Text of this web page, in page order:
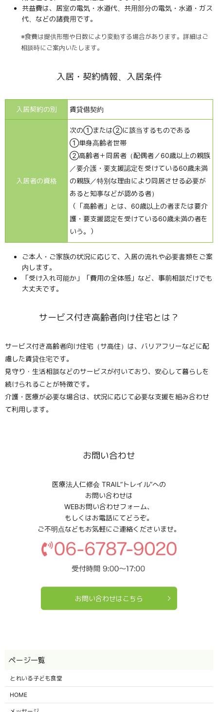
共益費は、居室の電気・水道代、共用部分の電気・水道・ガス
代、などの諸費用です。
※食費は提供形態や日数により変動する場合があります。詳細はご
相談時にご案内いたします。
入居・契約情報、入居条件
入居契約の別 賃貸借契約
入居者の資格
次の①または②に該当するものである
①単身高齢者世帯
②高齢者＋同居者（配偶者／60歳以上の親族
／要介護・要支援認定を受けている60歳未満
の親族／特別な理由により同居させる必要が
あると知事などが認める者）
（「高齢者」とは、60歳以上の者または要介
護・要支援認定を受けている60歳未満の者を
いう。）
ご本人・ご家族の状況に応じて、入居の流れや必要書類をご案
内します。
「受け入れ可能か」「費用の全体感」など、事前相談だけでも
大丈夫です。
サービス付き高齢者向け住宅とは？
サービス付き高齢者向け住宅（サ高住）は、バリアフリーなどに配
慮した賃貸住宅です。
見守り・生活相談などのサービスが付いており、安心して暮らしを
続けられることが特徴です。
介護・医療が必要な場合は、状況に応じて必要な支援を組み合わせ
て利用します。
お問い合わせ
医療法人仁修会 TRAIL“トレイル”への
お問い合わせは
WEBお問い合わせフォーム、
もしくはお電話にてどうぞ。
ご不明点などもお気軽にご連絡くださいませ。
お問い合わせはこちら
とれいる子ども食堂
HOME